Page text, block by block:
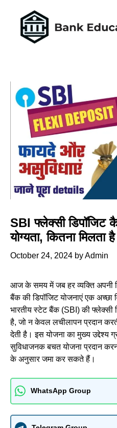
content
SBI फ्लेक्सी डिपॉजिट
योग्यता, कितना मिलता
October 24, 2024 byAdmin
आज के समय में जब हर व्यक्ति अपनी
बैंक की डिपॉजिट योजनाएं एक
भारतीय स्टेट बैंक (SBI) की फ्लेक्सी
है, जो न केवल लचीलापन प्रदान
देती है। इस योजना का मुख्य उद्देश्य
सुविधाजनक बचत योजना प्रदान
के अनुसार जमा कर सकते हैं।
WhatsApp Group